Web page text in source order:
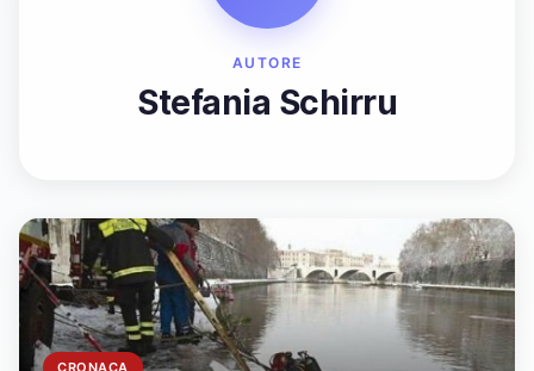
AUTORE
Stefania Schirru
CRONACA